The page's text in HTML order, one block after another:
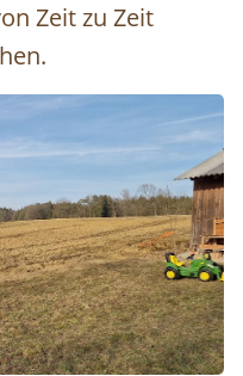
Zeit zu Zeit